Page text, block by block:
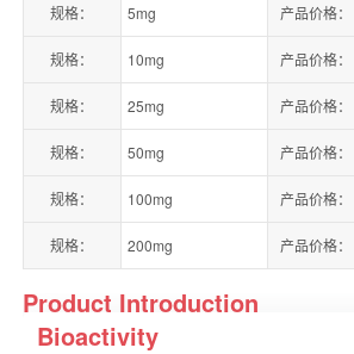
规格： 5mg 产品价格：
规格： 10mg 产品价格：
规格： 25mg 产品价格：
规格： 50mg 产品价格：
规格： 100mg 产品价格：
规格： 200mg 产品价格：
Product Introduction
Bioactivity